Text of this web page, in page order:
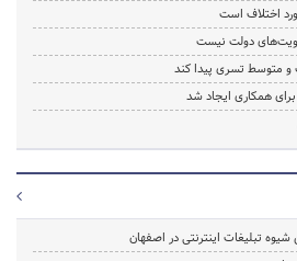
اختلاف است
دولت نیست
متوسط تسری پیدا کند
همکاری ایجاد شد
تبلیغات اینترنتی در اصفهان